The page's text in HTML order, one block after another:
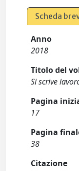
Scheda
Anno
2018
Titolo del
Si scrive
Pagina
17
Pagina
38
Citazione